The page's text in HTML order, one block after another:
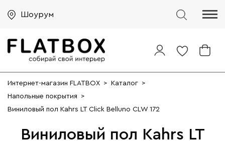
Шоурум
Интернет-магазин FLATBOX > Каталог >
Напольные покрытия
>
Виниловый пол Kahrs LT Click Belluno CLW 172
Виниловый пол Kahrs LT